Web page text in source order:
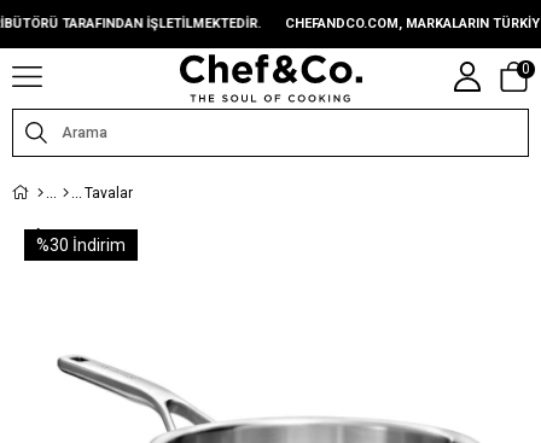
TARAFINDAN IŞLETILMEKTEDIR. CHEFANDCO.COM, MARKALARIN TÜRKIYE
0
Tavalar
%30 İndirim